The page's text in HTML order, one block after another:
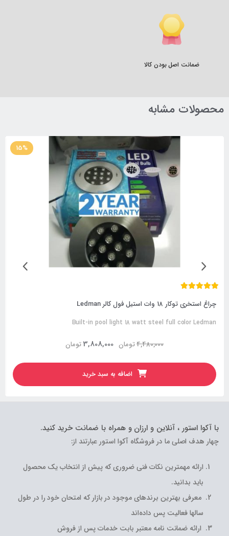
ضمانت اصل بودن کالا
محصولات مشابه
15%
چراغ استخری توکار 18 وات استیل فول کالر Ledman
Built-in pool light 18 watt steel full color Ledman
تومان4,480,000 تومان3,808,000
اضافه به سبد خرید
با آکوا استور ، آنلاین و ارزان و همراه با ضمانت خرید کنید.
چهار هدف اصلی ما در فروشگاه آکوا استور عبارتند از:
ارائه مهمترین نکات فنی ضروری که پیش از انتخاب یک محصول
باید بدانید.
معرفی بهترین برندهای موجود در بازار که امتحان خود را در طول
سالها فعالیت پس داده‌اند
ارائه ضمانت نامه معتبر بابت خدمات پس از فروش